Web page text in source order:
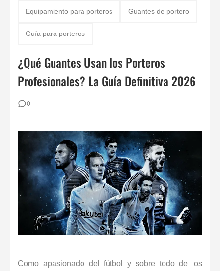
Equipamiento para porteros Guantes de portero
Guía para porteros
¿Qué Guantes Usan los Porteros
Profesionales? La Guía Definitiva 2026
0
Como apasionado del fútbol y sobre todo de los